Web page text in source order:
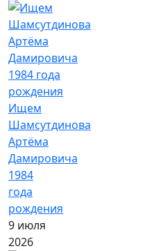
Ищем
Шамсутдинова
Артёма
Дамировича
1984
года
рождения
9 июля
2026